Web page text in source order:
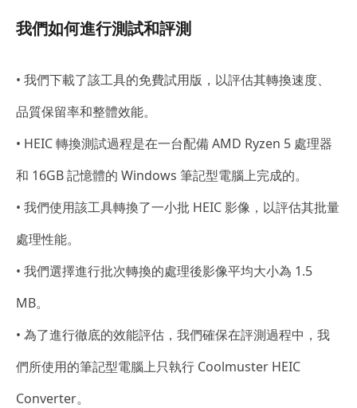
我們如何進行測試和評測
• 我們下載了該工具的免費試用版，以評估其轉換速度、
品質保留率和整體效能。
• HEIC 轉換測試過程是在一台配備 AMD Ryzen 5 處理器
和 16GB 記憶體的 Windows 筆記型電腦上完成的。
• 我們使用該工具轉換了一小批 HEIC 影像，以評估其批量
處理性能。
• 我們選擇進行批次轉換的處理後影像平均大小為 1.5
MB。
• 為了進行徹底的效能評估，我們確保在評測過程中，我
們所使用的筆記型電腦上只執行 Coolmuster HEIC
Converter。